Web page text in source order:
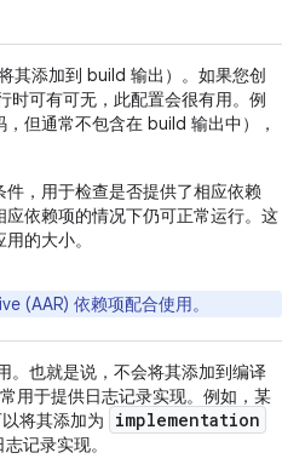
其添加到 build 输出）。如果您创
时可有可无，此配置会很有用。例
但通常不包含在 build 输出中），
，用于检查是否提供了相应依赖
依赖项的情况下仍可正常运行。这
的大小。
(AAR) 依赖项配合使用。
。也就是说，不会将其添加到编译
用于提供日志记录实现。例如，某
将其添加为
implementation
记录实现。